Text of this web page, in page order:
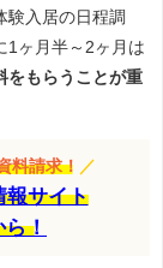
験入居の日程調
1ヶ月半～2ヶ月は
をもらうことが重
料請求！ ／
報サイト
！